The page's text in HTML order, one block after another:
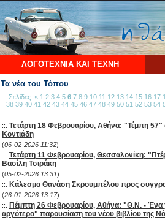
ΛΟΓΟΤΕΧΝΙΑ ΚΑΙ ΤΕΧΝΗ
Τα νέα του Τόπου
Σελίδες: « 1 2 3 4 5 6 7 8 9 10 11 12 13 14 15 16 17
38 39 40 41 42 43 44 45 46 47 48 49 50 51 52 53 54
::. Τετάρτη 18 Φεβρουαρίου, Αθήνα: "Τέμπη
Κοντιάδη
(06-02-2026 11:32)
::. Τετάρτη 11 Φεβρουαρίου, Θεσσαλονίκη:
Βασίλη Τσιράκη
(05-02-2026 13:31)
::.
Κάλεσμα Θανάση Σκρουμπέλου προς
(26-01-2026 13:17)
::.
Πέμπτη 26 Φεβρουαρίου, Αθήνα: "Θ.Ν. - Ένα
αργότερα" παρουσίαση του νέου βιβλίου της